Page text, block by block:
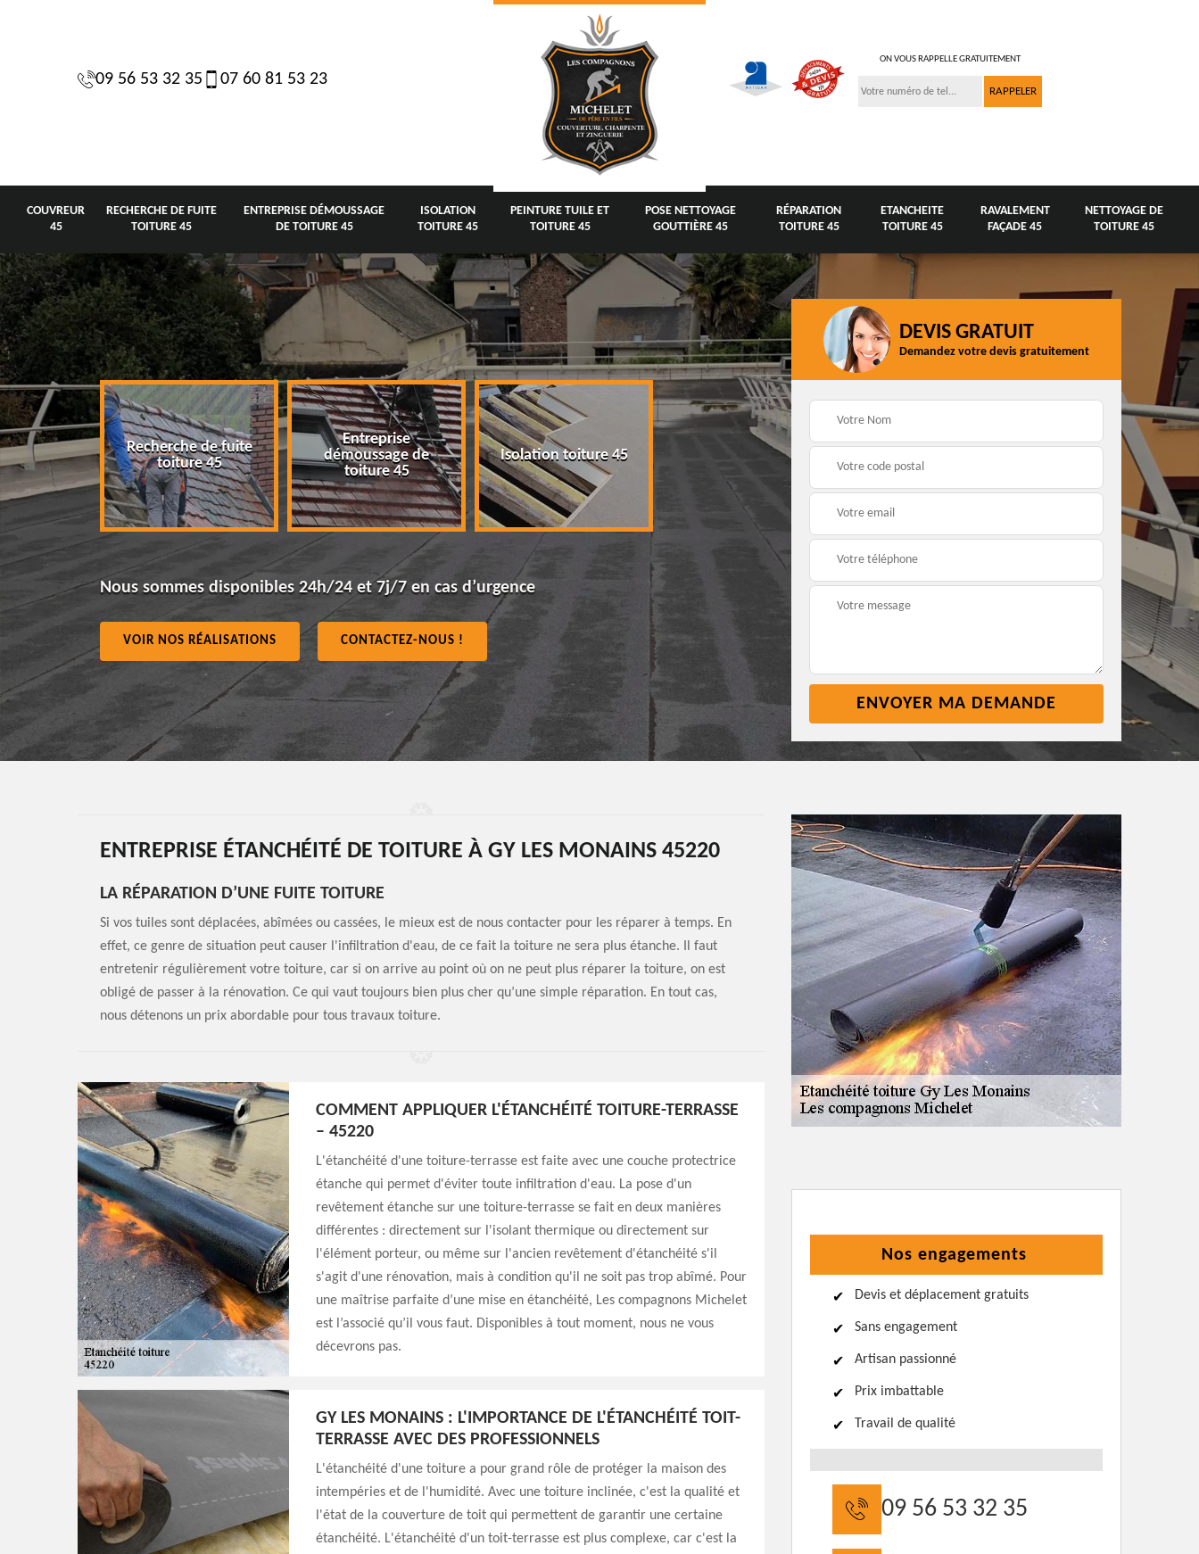
09 56 53 32 35 07 60 81 53 23
ON VOUS RAPPELLE GRATUITEMENT
COUVREUR
45
RECHERCHE DE FUITE
TOITURE 45
ENTREPRISE DÉMOUSSAGE
DE TOITURE 45
ISOLATION
TOITURE 45
PEINTURE TUILE ET
TOITURE 45
POSE NETTOYAGE
GOUTTIÈRE 45
RÉPARATION
TOITURE 45
ETANCHEITE
TOITURE 45
RAVALEMENT
FAÇADE 45
NETTOYAGE DE
TOITURE 45
45
Recherche de fuite
toiture 45
Entreprise
démoussage de
toiture 45
Isolation toiture 45
Peinture tuile et
Pose nettoyage
gouttière 45
Réparation toiture 45
Nous sommes disponibles 24h/24 et 7j/7 en cas d’urgence
VOIR NOS RÉALISATIONS CONTACTEZ-NOUS !
DEVIS GRATUIT
Demandez votre devis gratuitement
ENTREPRISE ÉTANCHÉITÉ DE TOITURE À GY LES MONAINS 45220
LA RÉPARATION D’UNE FUITE TOITURE
Si vos tuiles sont déplacées, abîmées ou cassées, le mieux est de nous contacter pour les réparer à temps. En
effet, ce genre de situation peut causer l'infiltration d'eau, de ce fait la toiture ne sera plus étanche. Il faut
entretenir régulièrement votre toiture, car si on arrive au point où on ne peut plus réparer la toiture, on est
obligé de passer à la rénovation. Ce qui vaut toujours bien plus cher qu’une simple réparation. En tout cas,
nous détenons un prix abordable pour tous travaux toiture.
COMMENT APPLIQUER L'ÉTANCHÉITÉ TOITURE-TERRASSE
– 45220
L'étanchéité d'une toiture-terrasse est faite avec une couche protectrice
étanche qui permet d'éviter toute infiltration d'eau. La pose d'un
revêtement étanche sur une toiture-terrasse se fait en deux manières
différentes : directement sur l'isolant thermique ou directement sur
l'élément porteur, ou même sur l'ancien revêtement d'étanchéité s'il
s'agit d'une rénovation, mais à condition qu'il ne soit pas trop abîmé. Pour
une maîtrise parfaite d’une mise en étanchéité, Les compagnons Michelet
est l’associé qu’il vous faut. Disponibles à tout moment, nous ne vous
décevrons pas.
GY LES MONAINS : L'IMPORTANCE DE L'ÉTANCHÉITÉ TOIT-
TERRASSE AVEC DES PROFESSIONNELS
L'étanchéité d'une toiture a pour grand rôle de protéger la maison des
intempéries et de l'humidité. Avec une toiture inclinée, c'est la qualité et
l'état de la couverture de toit qui permettent de garantir une certaine
étanchéité. L'étanchéité d'un toit-terrasse est plus complexe, car c'est la
Nos engagements
Devis et déplacement gratuits
Sans engagement
Artisan passionné
Prix imbattable
Travail de qualité
09 56 53 32 35